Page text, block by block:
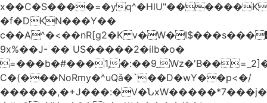
x��C�S����=�yq^�HlU"������K
�f�DKN���Y��
c��A^�<��nR[g2�K
9x%��J- �� US�����2�iIb�o�
=���b�#���1,
C�(���NoRmy�^uQǎ�`��D�wY��p<�/